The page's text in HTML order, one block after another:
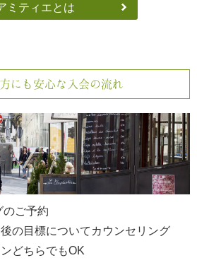
ミティエとは
にも安心な入会の流れ
ご予約
の目標についてカウンセリング
どちらでもOK